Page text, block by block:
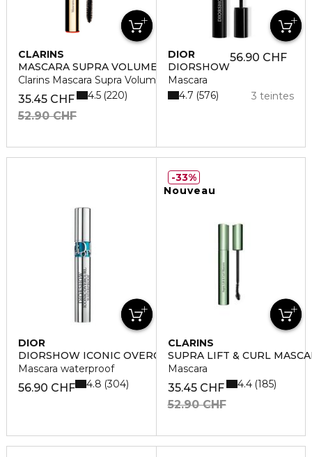
CLARINS
MASCARA SUPRA VOLUME
Clarins Mascara Supra Volume
35.45 CHF
52.90 CHF
4.5 220
DIOR
DIORSHOW
Mascara
56.90 CHF
3 teintes
4.7 576
DIOR
DIORSHOW ICONIC OVERCURL
Mascara waterproof
56.90 CHF 4.8 304
Nouveau
CLARINS
SUPRA LIFT & CURL
Mascara
35.45 CHF
52.90 CHF
4.4 185
33%